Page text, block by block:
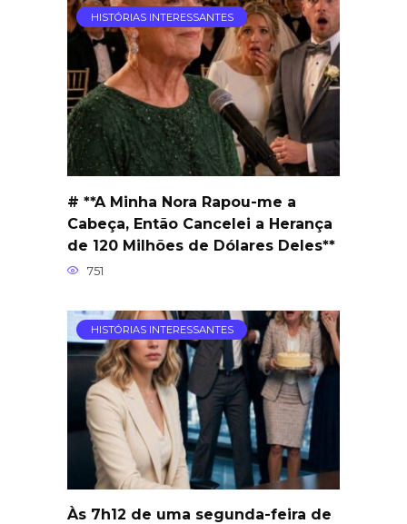
HISTÓRIAS INTERESSANTES
# **A Minha Nora Rapou-me a
Cabeça, Então Cancelei a Herança
de 120 Milhões de Dólares Deles**
751
HISTÓRIAS INTERESSANTES
Às 7h12 de uma segunda-feira de